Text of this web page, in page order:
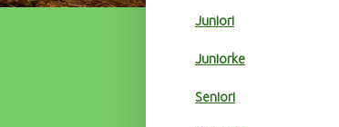
Juniori
Juniorke
Seniori